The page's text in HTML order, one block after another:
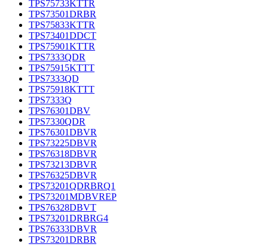
TPS75733KTTR
TPS73501DRBR
TPS75833KTTR
TPS73401DDCT
TPS75901KTTR
TPS7333QDR
TPS75915KTTT
TPS7333QD
TPS75918KTTT
TPS7333Q
TPS76301DBV
TPS7330QDR
TPS76301DBVR
TPS73225DBVR
TPS76318DBVR
TPS73213DBVR
TPS76325DBVR
TPS73201QDRBRQ1
TPS73201MDBVREP
TPS76328DBVT
TPS73201DRBRG4
TPS76333DBVR
TPS73201DRBR